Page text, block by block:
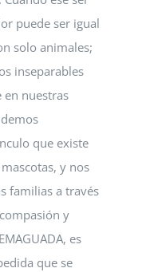
puede ser igual
solo animales;
inseparables
en nuestras
que existe
y nos
familias a través
y
es
que se